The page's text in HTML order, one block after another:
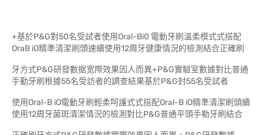
+基於P&G對50名受試者使用Oral-Bi0 電動牙刷溫柔模式式搭配
OraB iO精準清潔刷頭速續使用12周牙健康情況的檢測結合正確刷
牙方式P&G研發數据宽際效果因人而異+P&G實驗室數據對比普通
手勤牙刷根據55名受訪者的調查結果基於P&G封55名受試者
使用Oral-B iO電動牙刷輕柔呵護式式搭配Oral-B iO精準清潔刷頭續
使用12周牙菌斑清潔情況的檢測對比P&G普通平頭手勒牙刷結合